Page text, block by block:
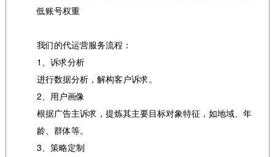
低账号权重
我们的代运营服务流程：
1、诉求分析
进行数据分析，解构客户诉求。
2、用户画像
根据广告主诉求，提炼其主要目标对象特征，如地域、年
龄、群体等。
3、策略定制